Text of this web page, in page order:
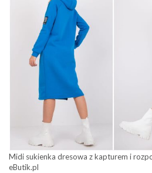
Midi sukienka dresowa z kapturem i
eButik.pl